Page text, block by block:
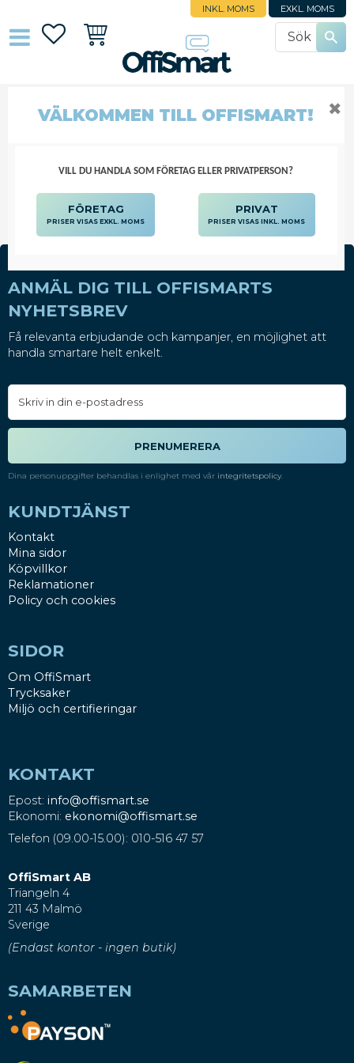
INKL. MOMS EXKL. MOMS
FavoriterKundvagn
CPU-HÅLLARE
ANMÄL DIG TILL OFFISMARTS
NYHETSBREV
Få relevanta erbjudande och kampanjer, en möjlighet att
handla smartare helt enkelt.
PRENUMERERA
Dina personuppgifter behandlas i enlighet med vår integritetspolicy.
KUNDTJÄNST
Kontakt
Mina sidor
Köpvillkor
Reklamationer
Policy och cookies
SIDOR
Om OffiSmart
Trycksaker
Miljö och certifieringar
KONTAKT
Epost: info@offismart.se
Ekonomi: ekonomi@offismart.se
Telefon (09.00-15.00): 010-516 47 57
OffiSmart AB
Triangeln 4
211 43 Malmö
Sverige
(Endast kontor - ingen butik)
SAMARBETEN
VÄLKOMMEN TILL OFFISMART!
VILL DU HANDLA SOM FÖRETAG ELLER PRIVATPERSON?
FÖRETAG
PRISER VISAS EXKL. MOMS
PRIVAT
PRISER VISAS INKL. MOMS
✖